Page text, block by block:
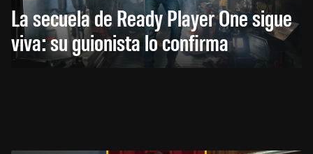
La secuela de Ready Player One sigue
viva: su guionista lo confirma